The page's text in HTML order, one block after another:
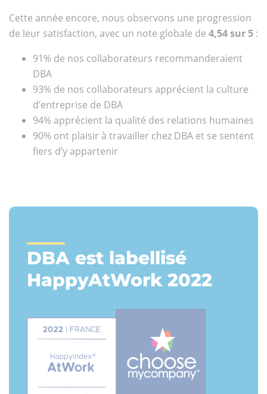
Cette année encore, nous observons une progression
de leur satisfaction, avec un note globale de 4,54 sur 5 :
91% de nos collaborateurs recommanderaient
DBA
93% de nos collaborateurs apprécient la culture
d’entreprise de DBA
94% apprécient la qualité des relations humaines
90% ont plaisir à travailler chez DBA et se sentent
fiers d’y appartenir
DBA est labellisé
HappyAtWork 2022